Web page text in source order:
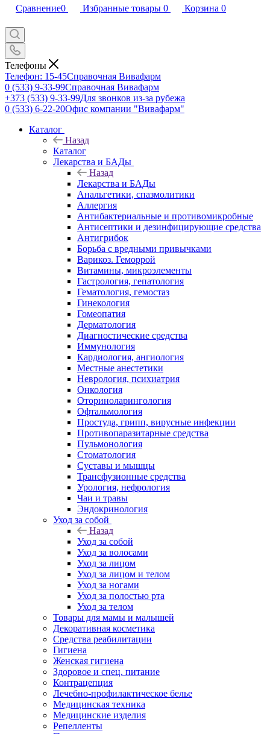
Сравнение0 Избранные товары 0 Корзина 0
Телефоны
Телефон: 15-45Справочная Вивафарм
0 (533) 9-33-99Справочная Вивафарм
+373 (533) 9-33-99Для звонков из-за рубежа
0 (533) 6-22-20Офис компании "Вивафарм"
Каталог
Назад
Каталог
Лекарства и БАДы
Назад
Лекарства и БАДы
Анальгетики, спазмолитики
Аллергия
Антибактериальные и противомикробные
Антисептики и дезинфицирующие средства
Антигрибок
Борьба с вредными привычками
Варикоз. Геморрой
Витамины, микроэлементы
Гастрология, гепатология
Гематология, гемостаз
Гинекология
Гомеопатия
Дерматология
Диагностические средства
Иммунология
Кардиология, ангиология
Местные анестетики
Неврология, психиатрия
Онкология
Оториноларингология
Офтальмология
Простуда, грипп, вирусные инфекции
Противопаразитарные средства
Пульмонология
Стоматология
Суставы и мышцы
Трансфузионные средства
Урология, нефрология
Чаи и травы
Эндокринология
Уход за собой
Назад
Уход за собой
Уход за волосами
Уход за лицом
Уход за лицом и телом
Уход за ногами
Уход за полостью рта
Уход за телом
Товары для мамы и малышей
Декоративная косметика
Средства реабилитации
Гигиена
Женская гигиена
Здоровое и спец. питание
Контрацепция
Лечебно-профилактическое белье
Медицинская техника
Медицинские изделия
Репелленты